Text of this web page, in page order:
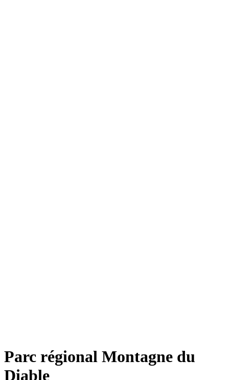
Parc régional Montagne du
Diable